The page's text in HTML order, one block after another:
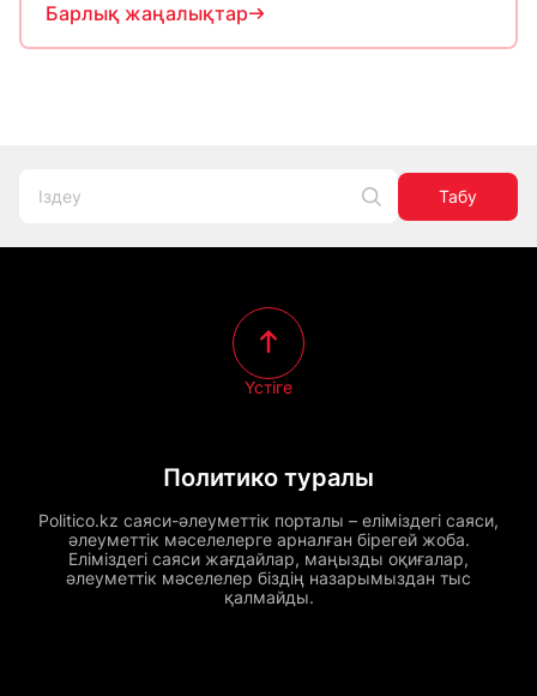
Барлық жаңалықтар
Табу
Политико туралы
Politico.kz саяси-әлеуметтік порталы – еліміздегі саяси,
әлеуметтік мәселелерге арналған бірегей жоба.
Еліміздегі саяси жағдайлар, маңызды оқиғалар,
әлеуметтік мәселелер біздің назарымыздан тыс
қалмайды.
Үстіге